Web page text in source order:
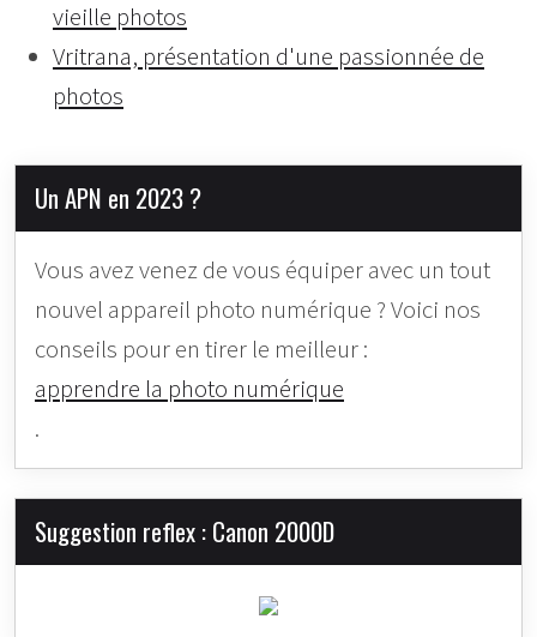
vieille photos
Vritrana, présentation d'une passionnée de
photos
Un APN en 2023 ?
Vous avez venez de vous équiper avec un tout
nouvel appareil photo numérique ? Voici nos
conseils pour en tirer le meilleur :
apprendre la photo numérique
.
Suggestion reflex : Canon 2000D